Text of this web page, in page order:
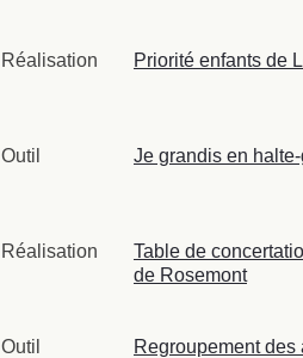
Réalisation Priorité enfants de
Outil Je grandis en
Réalisation
Table de
de Rosemont
Outil
Regroupement des